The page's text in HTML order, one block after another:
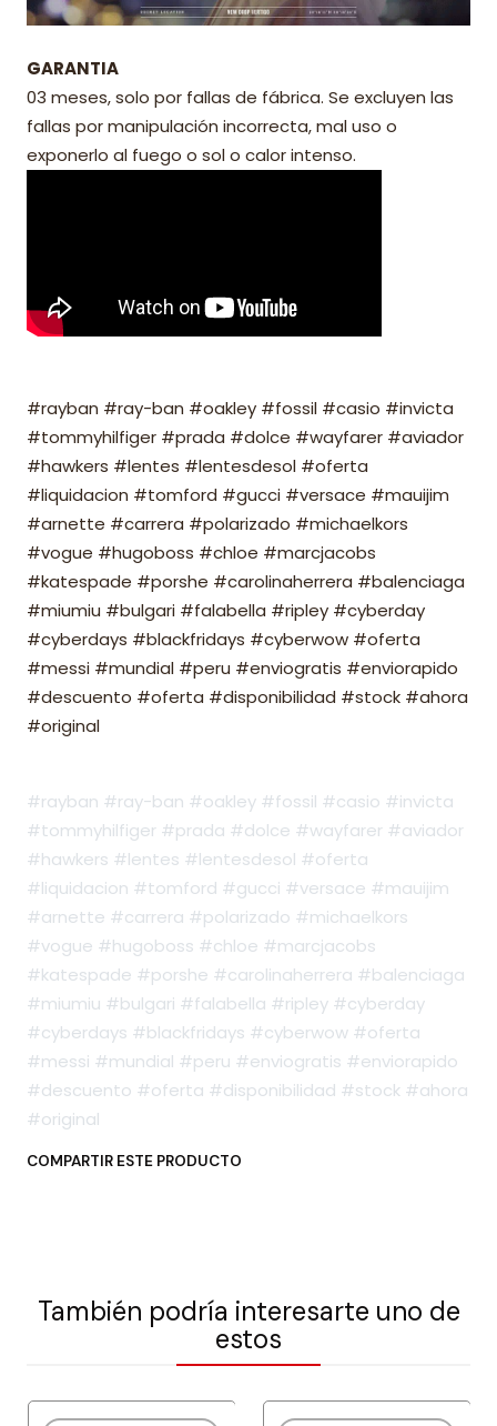
GARANTIA
03 meses, solo por fallas de fábrica. Se excluyen las
fallas por manipulación incorrecta, mal uso o
exponerlo al fuego o sol o calor intenso.
#rayban #ray-ban #oakley #fossil #casio #invicta
#tommyhilfiger #prada #dolce #wayfarer #aviador
#hawkers #lentes #lentesdesol #oferta
#liquidacion #tomford #gucci #versace #mauijim
#arnette #carrera #polarizado #michaelkors
#vogue #hugoboss #chloe #marcjacobs
#katespade #porshe #carolinaherrera #balenciaga
#miumiu #bulgari #falabella #ripley #cyberday
#cyberdays #blackfridays #cyberwow #oferta
#messi #mundial #peru #enviogratis #enviorapido
#descuento #oferta #disponibilidad #stock #ahora
#original
#rayban #ray-ban #oakley #fossil #casio #invicta
#tommyhilfiger #prada #dolce #wayfarer #aviador
#hawkers #lentes #lentesdesol #oferta
#liquidacion #tomford #gucci #versace #mauijim
#arnette #carrera #polarizado #michaelkors
#vogue #hugoboss #chloe #marcjacobs
#katespade #porshe #carolinaherrera #balenciaga
#miumiu #bulgari #falabella #ripley #cyberday
#cyberdays #blackfridays #cyberwow #oferta
#messi #mundial #peru #enviogratis #enviorapido
#descuento #oferta #disponibilidad #stock #ahora
#original
COMPARTIR ESTE PRODUCTO
También podría interesarte uno de
estos